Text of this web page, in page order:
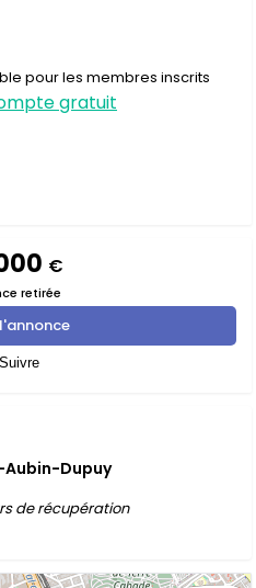
pour les membres inscrits
gratuit
€
retirée
Suivre
Aubin-Dupuy
de récupération